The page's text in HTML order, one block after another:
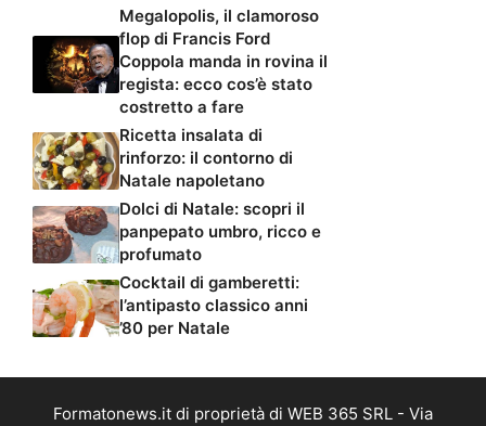
Megalopolis, il clamoroso
flop di Francis Ford
Coppola manda in rovina il
regista: ecco cos’è stato
costretto a fare
Ricetta insalata di
rinforzo: il contorno di
Natale napoletano
Dolci di Natale: scopri il
panpepato umbro, ricco e
profumato
Cocktail di gamberetti:
l’antipasto classico anni
’80 per Natale
Formatonews.it di proprietà di WEB 365 SRL - Via